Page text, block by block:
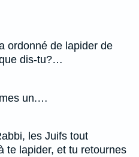
ordonné de lapider de
dis-tu?…
un.…
les Juifs tout
te lapider, et tu retournes